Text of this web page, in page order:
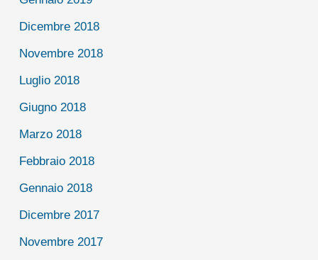
Dicembre 2018
Novembre 2018
Luglio 2018
Giugno 2018
Marzo 2018
Febbraio 2018
Gennaio 2018
Dicembre 2017
Novembre 2017